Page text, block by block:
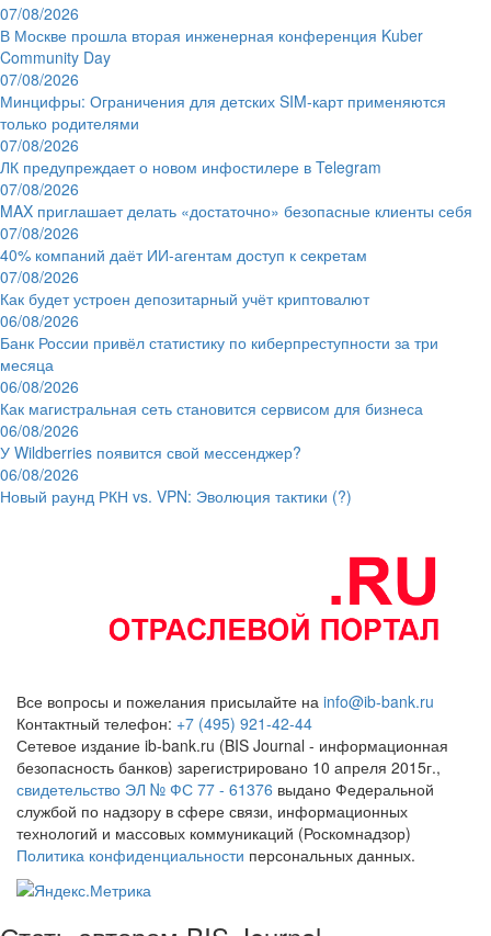
07/08/2026
В Москве прошла вторая инженерная конференция Kuber
Community Day
07/08/2026
Минцифры: Ограничения для детских SIM-карт применяются
только родителями
07/08/2026
ЛК предупреждает о новом инфостилере в Telegram
07/08/2026
MAX приглашает делать «достаточно» безопасные клиенты себя
07/08/2026
40% компаний даёт ИИ‑агентам доступ к секретам
07/08/2026
Как будет устроен депозитарный учёт криптовалют
06/08/2026
Банк России привёл статистику по киберпреступности за три
месяца
06/08/2026
Как магистральная сеть становится сервисом для бизнеса
06/08/2026
У Wildberries появится свой мессенджер?
06/08/2026
Новый раунд РКН vs. VPN: Эволюция тактики (?)
Все вопросы и пожелания присылайте на info@ib-bank.ru
Контактный телефон: +7 (495) 921-42-44
Сетевое издание ib-bank.ru (BIS Journal - информационная
безопасность банков) зарегистрировано 10 апреля 2015г.,
свидетельство ЭЛ № ФС 77 - 61376 выдано Федеральной
службой по надзору в сфере связи, информационных
технологий и массовых коммуникаций (Роскомнадзор)
Политика конфиденциальности персональных данных.